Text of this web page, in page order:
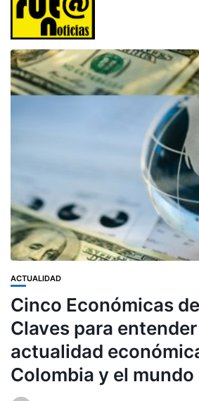
ACTUALIDAD
Cinco Económicas
Claves para
actualidad
Colombia y el mundo